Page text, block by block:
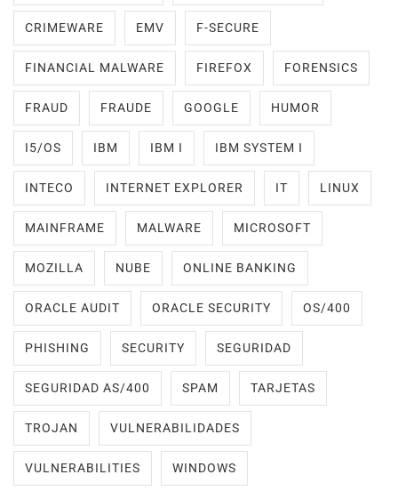
CRIMEWARE EMV F-SECURE
FINANCIAL MALWARE FIREFOX FORENSICS
FRAUD FRAUDE GOOGLE HUMOR
I5/OS IBM IBM I IBM SYSTEM I
INTECO INTERNET EXPLORER IT LINUX
MAINFRAME MALWARE MICROSOFT
MOZILLA NUBE ONLINE BANKING
ORACLE AUDIT ORACLE SECURITY OS/400
PHISHING SECURITY SEGURIDAD
SEGURIDAD AS/400 SPAM TARJETAS
TROJAN VULNERABILIDADES
VULNERABILITIES WINDOWS